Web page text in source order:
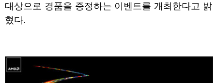
대상으로 경품을 증정하는 이벤트를 개최한다고 밝
혔다.